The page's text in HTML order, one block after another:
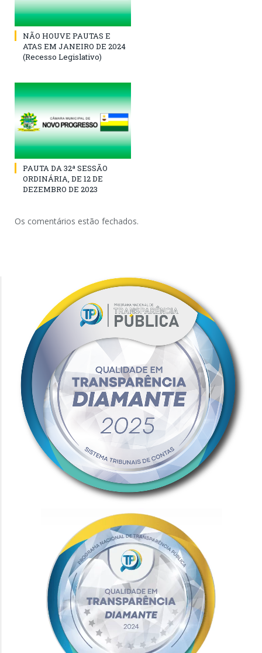
NÃO HOUVE PAUTAS E
ATAS EM JANEIRO DE 2024
(Recesso Legislativo)
PAUTA DA 32ª SESSÃO
ORDINÁRIA, DE 12 DE
DEZEMBRO DE 2023
Os comentários estão fechados.